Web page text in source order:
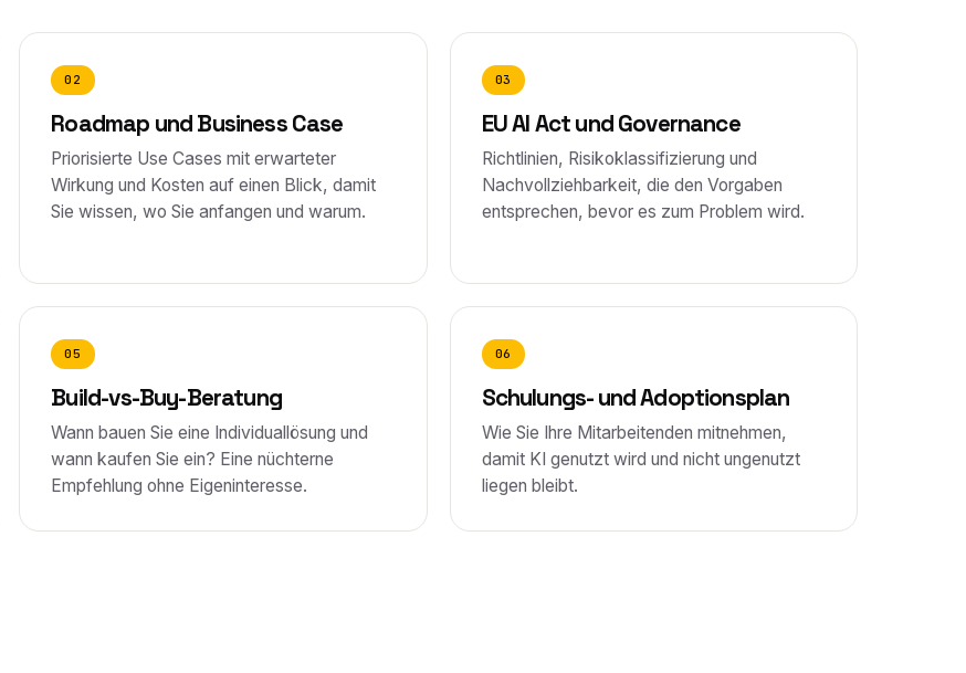
02
Roadmap und Business Case
Priorisierte Use Cases mit erwarteter
Wirkung und Kosten auf einen Blick, damit
Sie wissen, wo Sie anfangen und warum.
03
EU AI Act und Governance
Richtlinien, Risikoklassifizierung und
Nachvollziehbarkeit, die den Vorgaben
entsprechen, bevor es zum Problem wird.
05
Build-vs-Buy-Beratung
Wann bauen Sie eine Individuallösung und
wann kaufen Sie ein? Eine nüchterne
Empfehlung ohne Eigeninteresse.
06
Schulungs- und Adoptionsplan
Wie Sie Ihre Mitarbeitenden mitnehmen,
damit KI genutzt wird und nicht ungenutzt
liegen bleibt.